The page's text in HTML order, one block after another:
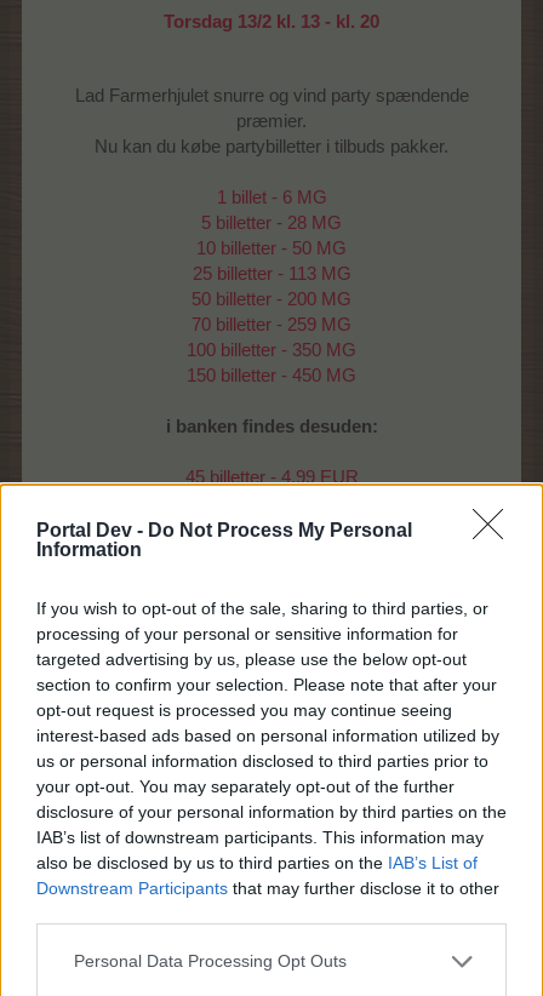
Portal Dev - Do Not Process My Personal
Information
If you wish to opt-out of the sale, sharing to third parties, or
processing of your personal or sensitive information for
targeted advertising by us, please use the below opt-out
section to confirm your selection. Please note that after your
opt-out request is processed you may continue seeing
interest-based ads based on personal information utilized by
us or personal information disclosed to third parties prior to
your opt-out. You may separately opt-out of the further
disclosure of your personal information by third parties on the
IAB’s list of downstream participants. This information may
also be disclosed by us to third parties on the IAB’s List of
Downstream Participants that may further disclose it to other
Personal Data Processing Opt Outs
Torsdag 13/2 kl. 13 - kl. 20
Lad Farmerhjulet snurre og vind party spændende
præmier.
Nu kan du købe partybilletter i tilbuds pakker.
1 billet - 6 MG
5 billetter - 28 MG
10 billetter - 50 MG
25 billetter - 113 MG
50 billetter - 200 MG
70 billetter - 259 MG
100 billetter - 350 MG
150 billetter - 450 MG
i banken findes desuden:
45 billetter - 4,99 EUR
200 billetter - 14,99 EUR
Chancen for at vinde Jackpot præmien vil være øget
under tilbuddet på Party billetter.
Tilbuddet findes via annoncen på nyhedssiden
som vil føre videre til Gårdbutikken.